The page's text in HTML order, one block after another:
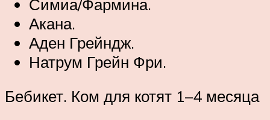
Симиа/Фармина.
Акана.
Аден Грейндж.
Натрум Грейн Фри.
Бебикет. Ком для котят 1–4 месяца